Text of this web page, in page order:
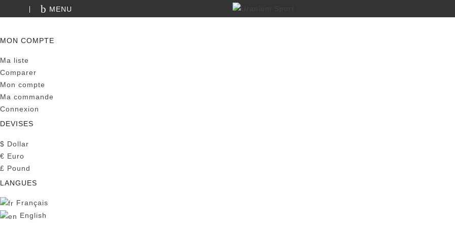
MENU
MON COMPTE
Ma liste
Comparer
Mon compte
Ma commande
Connexion
DEVISES
$ Dollar
€ Euro
£ Pound
LANGUES
Français
English